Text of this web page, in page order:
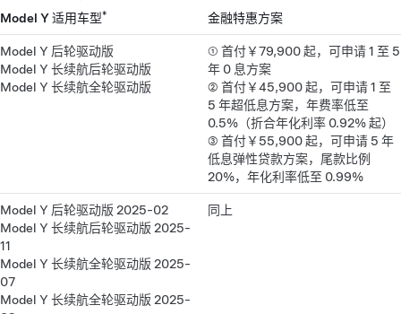
Model Y 适用车型* 金融特惠方案
Model Y 后轮驱动版
Model Y 长续航后轮驱动版
Model Y 长续航全轮驱动版
① 首付￥79,900 起，可申请 1 至 5
年 0 息方案
② 首付￥45,900 起，可申请 1 至
5 年超低息方案，年费率低至
0.5%（折合年化利率 0.92% 起）
③ 首付￥55,900 起，可申请 5 年
低息弹性贷款方案，尾款比例
20%，年化利率低至 0.99%
Model Y 后轮驱动版 2025-02
Model Y 长续航后轮驱动版 2025-
11
Model Y 长续航全轮驱动版 2025-
07
Model Y 长续航全轮驱动版 2025-
同上